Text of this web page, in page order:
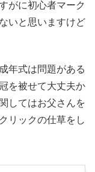
がに初心者マーク
いと思いますけど
年式は問題がある
を被せて大丈夫か
してはお父さんを
リックの仕草をし